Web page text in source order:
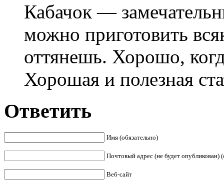
Кабачок —
можно приготовить
оттянешь. Хорошо,
Хорошая и полезная
Ответить
Имя (обязательно)
Почтовый адрес (не будет опубликован)
Веб-сайт